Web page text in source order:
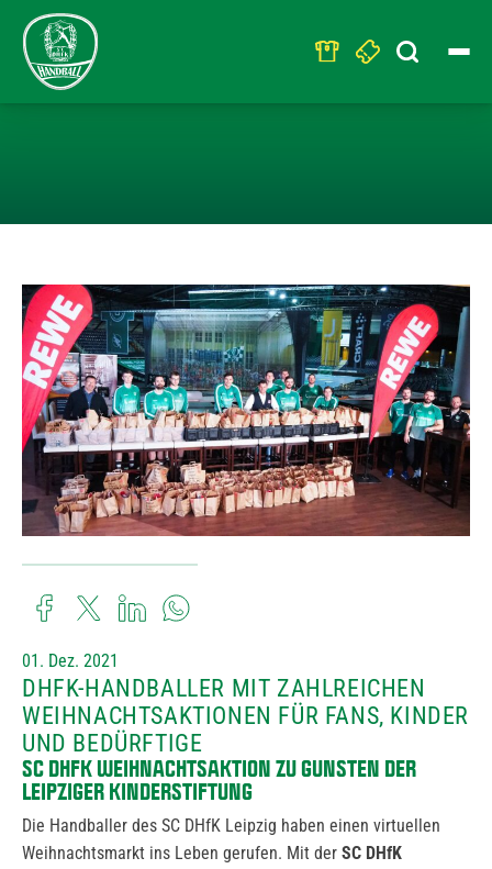
Search
for:
01. Dez. 2021
DHFK-HANDBALLER MIT ZAHLREICHEN
WEIHNACHTSAKTIONEN FÜR FANS, KINDER
UND BEDÜRFTIGE
SC DHFK WEIHNACHTSAKTION ZU GUNSTEN DER
LEIPZIGER KINDERSTIFTUNG
Die Handballer des SC DHfK Leipzig haben einen virtuellen
Weihnachtsmarkt ins Leben gerufen. Mit der SC DHfK